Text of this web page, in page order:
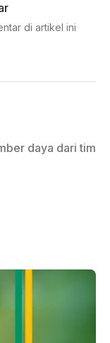
di artikel ini
daya dari tim